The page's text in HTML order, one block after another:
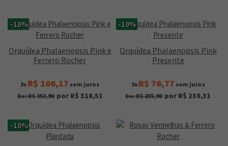
-10%
Orquídea Phalaenopsis Pink e
Ferrero Rocher
3x R$ 106,17 sem juros
De: R$ 353,90 por R$ 318,51
-10%
Orquídea Phalaenopsis Pink
Presente
3x R$ 76,77 sem juros
De: R$ 255,90 por R$ 230,31
-10%